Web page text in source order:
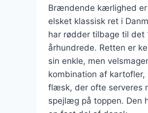
Brændende kærlighed er
elsket klassisk ret i
har rødder tilbage til det
århundrede. Retten er
sin enkle, men
kombination af kartofler,
flæsk, der ofte serveres
spejlæg på toppen. Den